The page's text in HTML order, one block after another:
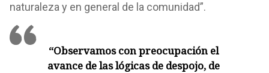
naturaleza y en general de la comunidad”.
“Observamos con preocupación el
avance de las lógicas de despojo, de